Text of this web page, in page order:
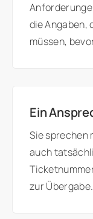
die Angaben,
müssen,
Ein
Sie sprechen
auch
zur Übergabe.